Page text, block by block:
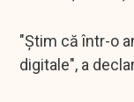
"Ştim că într-o
digitale", a